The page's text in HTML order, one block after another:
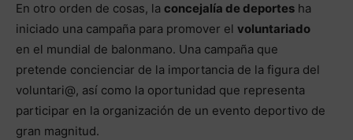
En otro orden de cosas, la concejalía de deportes ha
iniciado una campaña para promover el voluntariado
en el mundial de balonmano. Una campaña que
pretende concienciar de la importancia de la figura del
voluntari@, así como la oportunidad que representa
participar en la organización de un evento deportivo de
gran magnitud.